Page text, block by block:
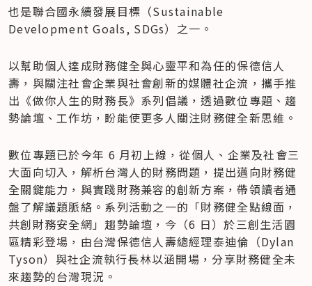
也是聯合國永續發展目標（Sustainable
Development Goals, SDGs）之一。
以幫助個人達成財務健全與心靈平和為任的保德信人
壽，與關注社會企業與社會創新的媒體社企流，攜手推
出《做你人生的財務長》系列倡議，透過數位專題、趨
勢論壇、工作坊，盼能使更多人關注財務健全新思維。
數位專題已於今年 6 月初上線，從個人、企業及社會三
大面向切入，解析台灣人的財務問題，提出邁向財務健
全關鍵能力，與實踐財務兼容的創新方案，帶領讀者通
盤了解議題脈絡。系列活動之一的「財務健全點線面，
共創財務安全網」趨勢論壇，今（6 日）於三創生活園
區精彩登場，由台灣保德信人壽總經理泰迪倫（Dylan
Tyson）與社企流執行長林以涵開場，分享財務健全未
來趨勢的台灣現況。